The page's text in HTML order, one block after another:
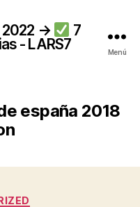
2022 →
7
- LARS7
Menú
españa 2018